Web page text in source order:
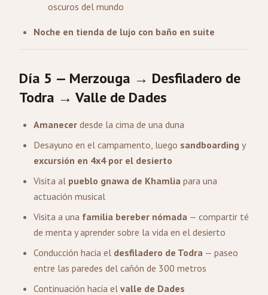
oscuros del mundo
Noche en tienda de lujo con baño en suite
Día 5 — Merzouga → Desfiladero de
Todra → Valle de Dades
Amanecer desde la cima de una duna
Desayuno en el campamento, luego sandboarding y
excursión en 4x4 por el desierto
Visita al pueblo gnawa de Khamlia para una
actuación musical
Visita a una familia bereber nómada — compartir té
de menta y aprender sobre la vida en el desierto
Conducción hacia el desfiladero de Todra — paseo
entre las paredes del cañón de 300 metros
Continuación hacia el valle de Dades